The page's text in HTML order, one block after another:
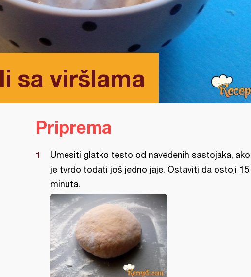
sa viršlama
Priprema
Umesiti glatko testo od navedenih sastojaka, ako
je tvrdo todati još jedno jaje. Ostaviti da ostoji 15
minuta.